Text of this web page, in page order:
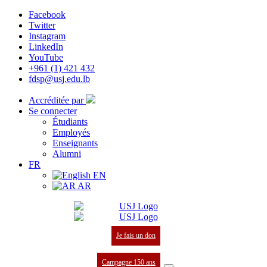
Facebook
Twitter
Instagram
LinkedIn
YouTube
+961 (1) 421 432
fdsp@usj.edu.lb
Accréditée par
Se connecter
Étudiants
Employés
Enseignants
Alumni
FR
EN
AR
Je fais un don
Campagne 150 ans